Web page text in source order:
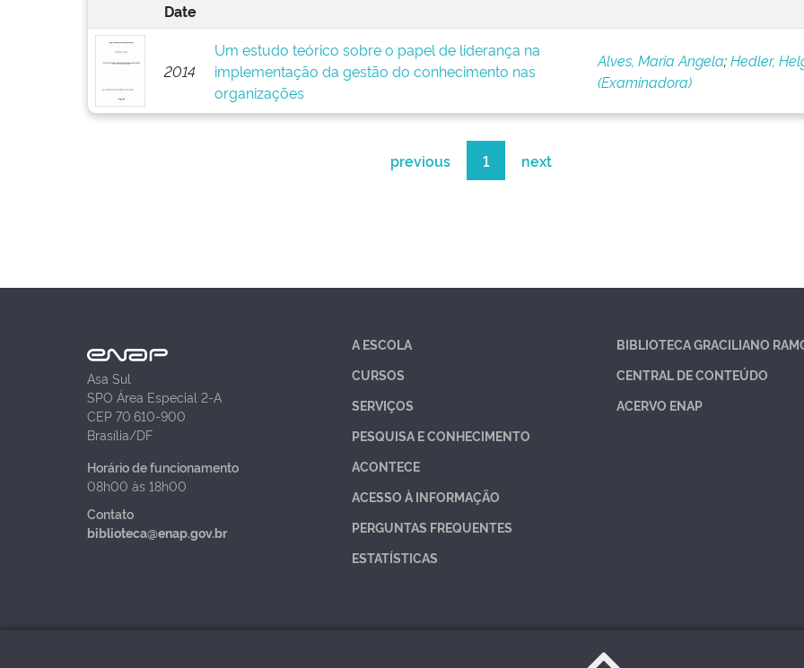
Date
2014
Um estudo teórico sobre o papel de liderança na
implementação da gestão do conhecimento nas
organizações
Alves, Maria Angela;Hedler,
(Examinadora)
previous 1 next
Asa Sul
SPO Área Especial 2-A
CEP 70.610-900
Brasília/DF
Horário de funcionamento
08h00 às 18h00
Contato
biblioteca@enap.gov.br
A ESCOLA
CURSOS
SERVIÇOS
PESQUISA E CONHECIMENTO
ACONTECE
ACESSO À INFORMAÇÃO
PERGUNTAS FREQUENTES
ESTATÍSTICAS
BIBLIOTECA GRACILIANO
CENTRAL DE CONTEÚDO
ACERVO ENAP